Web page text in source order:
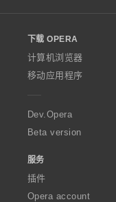
w
O
p
e
a
下载 OPERA
计算机浏览器
移动应用程序
Dev.Opera
Beta version
服务
插件
Opera account